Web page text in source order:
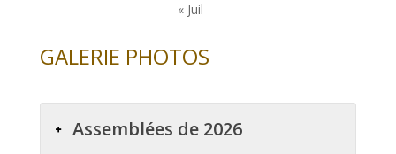
« Juil
GALERIE PHOTOS
Assemblées de 2026